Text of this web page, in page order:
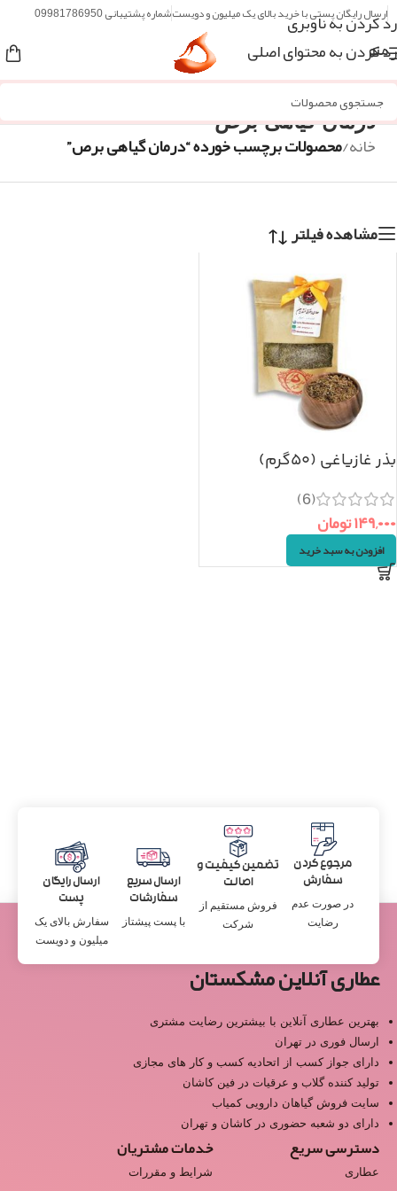
رد کردن به ناوبری
رد کردن به محتوای اصلی
ارسال رایگان پستی با خرید بالای یک میلیون و دویستشماره پشتیبانی 09981786950
منو
درمان گیاهی برص
خانه/محصولات برچسب خورده “درمان گیاهی برص”
مشاهده فیلتر
بذر غازیاغی (۵۰گرم)
(6)
۱۴۹,۰۰۰تومان
افزودن به سبد خرید
مرجوع کردن
سفارش
در صورت عدم
رضایت
تضمین کیفیت و
اصالت
فروش مستقیم از
شرکت
ارسال سریع
سفارشات
با پست پیشتاز
ارسال رایگان
پست
سفارش بالای یک
میلیون و دویست
عطاری آنلاین مشکستان
بهترین عطاری آنلاین با بیشترین رضایت مشتری
ارسال فوری در تهران
دارای جواز کسب از اتحادیه کسب و کار های مجازی
تولید کننده گلاب و عرقیات در فین کاشان
سایت فروش گیاهان دارویی کمیاب
دارای دو شعبه حضوری در کاشان و تهران
دسترسی سریع
عطاری
خدمات مشتریان
شرایط و مقررات